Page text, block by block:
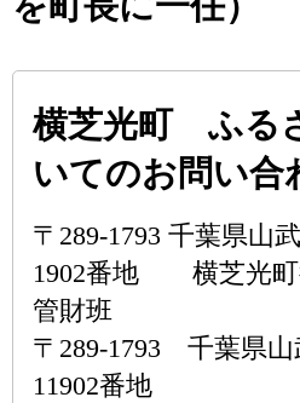
横芝光町 ふる
いてのお問い合
〒289-1793 千葉県山
1902番地 横芝光
管財班
〒289-1793 千葉県山
11902番地